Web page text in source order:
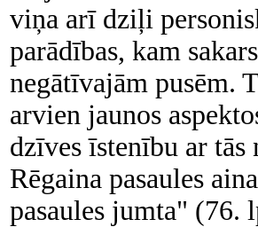
viņa arī dziļi
parādības, kam
negātīvajām pusēm.
arvien jaunos
dzīves īstenību ar
Rēgaina pasaules
pasaules jumta" (76.